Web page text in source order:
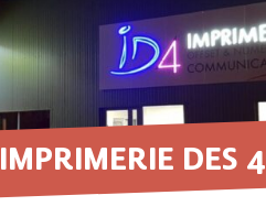
IMPRIMERIE DES 4